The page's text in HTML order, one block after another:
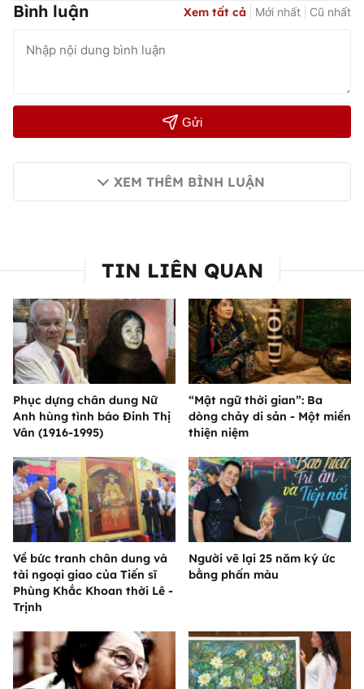
Bình luận Xem tất cả Mới nhất Cũ nhất
Gửi
XEM THÊM BÌNH LUẬN
TIN LIÊN QUAN
Phục dựng chân dung Nữ
Anh hùng tình báo Đinh Thị
Vân (1916-1995)
“Mật ngữ thời gian”: Ba
dòng chảy di sản - Một miền
thiện niệm
Về bức tranh chân dung và
tài ngoại giao của Tiến sĩ
Phùng Khắc Khoan thời Lê -
Trịnh
Người vẽ lại 25 năm ký ức
bằng phấn màu